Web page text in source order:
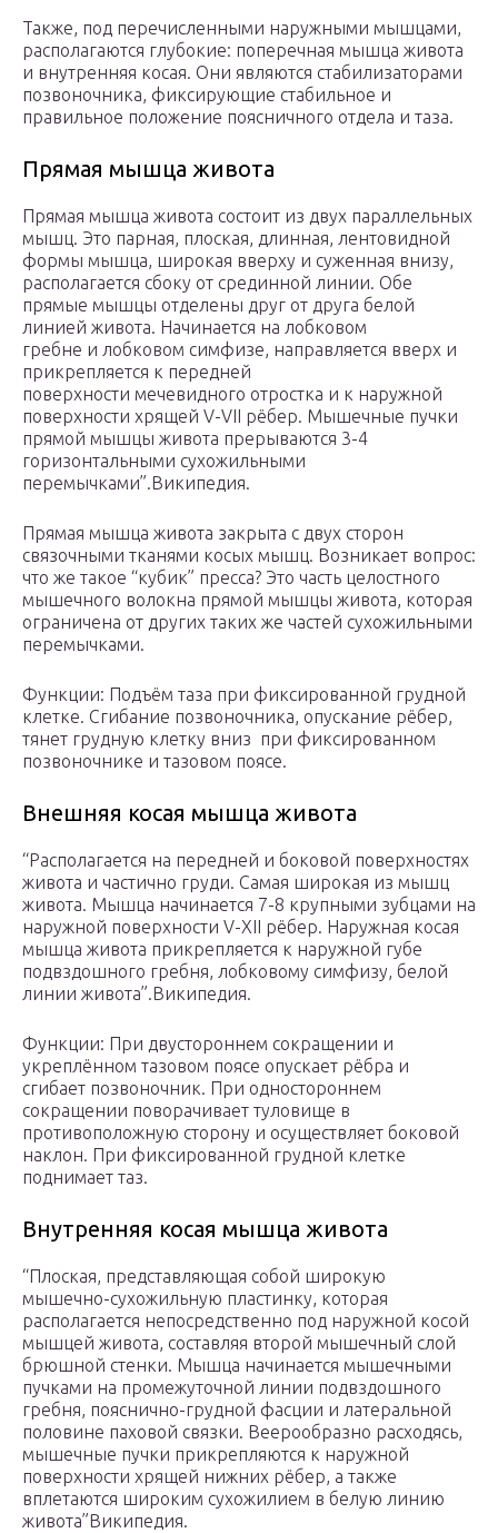
Также, под перечисленными наружными мышцами,
располагаются глубокие: поперечная мышца живота
и внутренняя косая. Они являются стабилизаторами
позвоночника, фиксирующие стабильное и
правильное положение поясничного отдела и таза.
Прямая мышца живота
Прямая мышца живота состоит из двух параллельных
мышц. Это парная, плоская, длинная, лентовидной
формы мышца, широкая вверху и суженная внизу,
располагается сбоку от срединной линии. Обе
прямые мышцы отделены друг от друга белой
линией живота. Начинается на лобковом
гребне и лобковом симфизе, направляется вверх и
прикрепляется к передней
поверхности мечевидного отростка и к наружной
поверхности хрящей V-VII рёбер. Мышечные пучки
прямой мышцы живота прерываются 3-4
горизонтальными сухожильными
перемычками”.Википедия.
Прямая мышца живота закрыта с двух сторон
связочными тканями косых мышц. Возникает вопрос:
что же такое “кубик” пресса? Это часть целостного
мышечного волокна прямой мышцы живота, которая
ограничена от других таких же частей сухожильными
перемычками.
Функции: Подъём таза при фиксированной грудной
клетке. Сгибание позвоночника, опускание рёбер,
тянет грудную клетку вниз при фиксированном
позвоночнике и тазовом поясе.
Внешняя косая мышца живота
“Располагается на передней и боковой поверхностях
живота и частично груди. Самая широкая из мышц
живота. Мышца начинается 7-8 крупными зубцами на
наружной поверхности V-XII рёбер. Наружная косая
мышца живота прикрепляется к наружной губе
подвздошного гребня, лобковому симфизу, белой
линии живота”.Википедия.
Функции: При двустороннем сокращении и
укреплённом тазовом поясе опускает рёбра и
сгибает позвоночник. При одностороннем
сокращении поворачивает туловище в
противоположную сторону и осуществляет боковой
наклон. При фиксированной грудной клетке
поднимает таз.
Внутренняя косая мышца живота
“Плоская, представляющая собой широкую
мышечно-сухожильную пластинку, которая
располагается непосредственно под наружной косой
мышцей живота, составляя второй мышечный слой
брюшной стенки. Мышца начинается мышечными
пучками на промежуточной линии подвздошного
гребня, пояснично-грудной фасции и латеральной
половине паховой связки. Веерообразно расходясь,
мышечные пучки прикрепляются к наружной
поверхности хрящей нижних рёбер, а также
вплетаются широким сухожилием в белую линию
живота”Википедия.